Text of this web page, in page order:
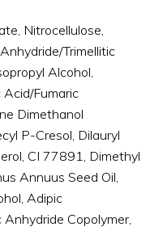
Nitrocellulose,
Trimellitic
Alcohol,
Fumaric
Dimethanol
P-Cresol, Dilauryl
CI 77891, Dimethyl
Annuus Seed Oil,
Adipic
Copolymer,